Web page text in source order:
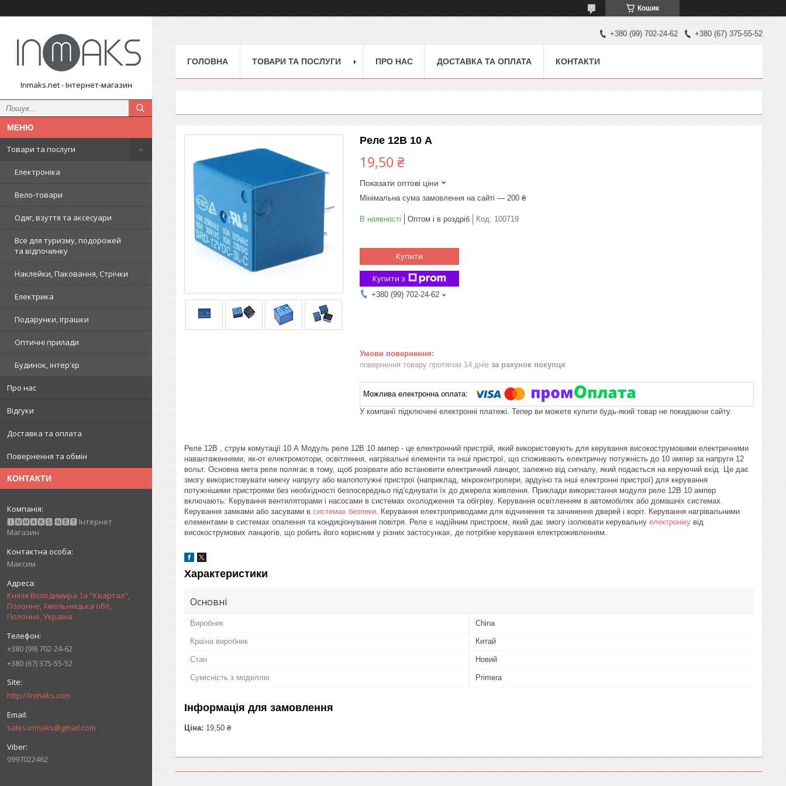
Кошик
Inmaks.net - Інтернет-магазин
Товари та послуги
Електроніка
Вело-товари
Одяг, взуття та аксесуари
Все для туризму, подорожей
та відпочинку
Наклейки, Паковання, Стрічки
Електрика
Подарунки, іграшки
Оптичні прилади
Будинок, інтер'єр
Про нас
Відгуки
Доставка та оплата
Повернення та обмін
КОНТАКТИ
🅸🅽🅼🅰🅺🆂.🅽🅴🆃 Інтернет
Магазин
Максим
Князя Володимира 1а "Квартал",
Полонне, Хмельницька обл,
Полонне, Україна
+380 (99) 702-24-62
+380 (67) 375-55-52
http://Inmaks.com
sales.inmaks@gmail.com
0997022462
+380 (99) 702-24-62 +380 (67) 375-55-52
ГОЛОВНА ТОВАРИ ТА ПОСЛУГИ ПРО НАС ДОСТАВКА ТА ОПЛАТА КОНТАКТИ
Реле 12В 10 А
19,50 ₴
Показати оптові ціни
Мінімальна сума замовлення на сайті — 200 ₴
В наявності Оптом і в роздріб Код: 100719
Купити
Купити з
+380 (99) 702-24-62
повернення товару протягом 14 днів за рахунок покупця
У компанії підключені електронні платежі. Тепер ви можете купити будь-який товар не покидаючи сайту.
Реле 12В , струм комутації 10 А Модуль реле 12В 10 ампер - це електронний пристрій, який використовують для керування високострумовими електричними
навантаженнями, як-от електромотори, освітлення, нагрівальні елементи та інші пристрої, що споживають електричну потужність до 10 ампер за напруги 12
вольт. Основна мета реле полягає в тому, щоб розірвати або встановити електричний ланцюг, залежно від сигналу, який подається на керуючий вхід. Це дає
змогу використовувати нижчу напругу або малопотужні пристрої (наприклад, мікроконтролери, ардуіно та інші електронні пристрої) для керування
потужнішими пристроями без необхідності безпосередньо під'єднувати їх до джерела живлення. Приклади використання модуля реле 12В 10 ампер
включають: Керування вентиляторами і насосами в системах охолодження та обігріву. Керування освітленням в автомобілях або домашніх системах.
Керування замками або засувами в системах безпеки . Керування електроприводами для відчинення та зачинення дверей і воріт. Керування нагрівальними
елементами в системах опалення та кондиціонування повітря. Реле є надійним пристроєм, який дає змогу ізолювати керувальну електроніку від
високострумових ланцюгів, що робить його корисним у різних застосунках, де потрібне керування електроживленням.
Характеристики
Основні
Виробник China
Країна виробник Китай
Стан Новий
Сумісність з моделлю Primera
Інформація для замовлення
Ціна: 19,50 ₴